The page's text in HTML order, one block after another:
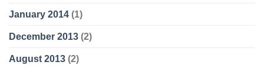
January 2014 (1)
December 2013 (2)
August 2013 (2)